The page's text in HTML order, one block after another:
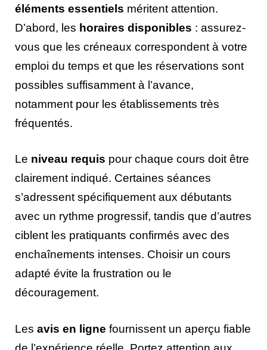
éléments essentiels méritent attention.
D’abord, les horaires disponibles : assurez-
vous que les créneaux correspondent à votre
emploi du temps et que les réservations sont
possibles suffisamment à l’avance,
notamment pour les établissements très
fréquentés.
Le niveau requis pour chaque cours doit être
clairement indiqué. Certaines séances
s’adressent spécifiquement aux débutants
avec un rythme progressif, tandis que d’autres
ciblent les pratiquants confirmés avec des
enchaînements intenses. Choisir un cours
adapté évite la frustration ou le
découragement.
Les avis en ligne fournissent un aperçu fiable